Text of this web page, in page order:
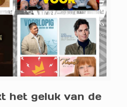
het geluk van de